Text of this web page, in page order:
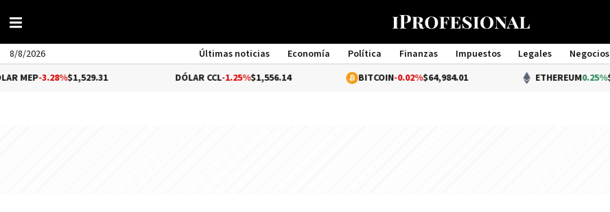
8/8/2026 Últimas noticias Economía Política Finanzas Impuestos Legales Negocios
Management
$1,529.31 -1.25%$1,556.14 -0.02%$64,984.01 ETHEREUM0.25%$1,920.11